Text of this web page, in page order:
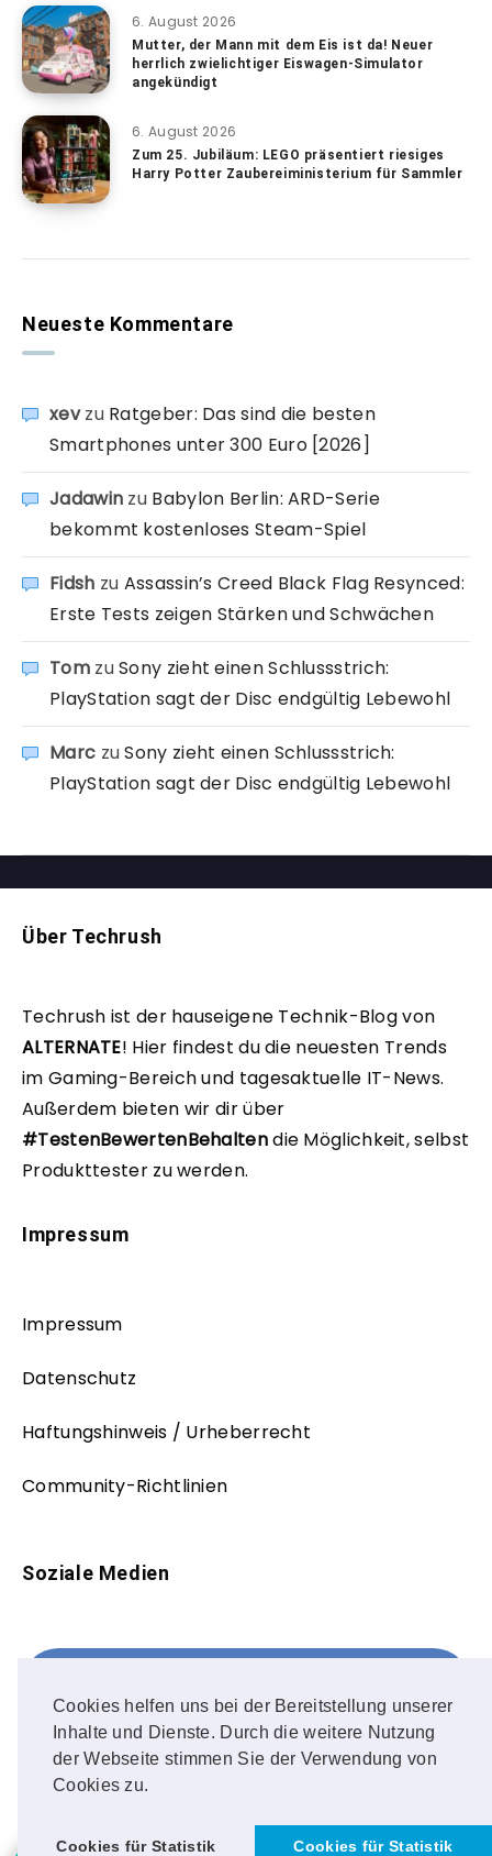
Cookies helfen uns bei der Bereitstellung unserer
Inhalte und Dienste. Durch die weitere Nutzung
der Webseite stimmen Sie der Verwendung von
Cookies zu.
Cookies für Statistik Cookies für Statistik
6. August 2026
Mutter, der Mann mit dem Eis ist da! Neuer
herrlich zwielichtiger Eiswagen-Simulator
angekündigt
6. August 2026
Zum 25. Jubiläum: LEGO präsentiert riesiges
Harry Potter Zaubereiministerium für Sammler
Neueste Kommentare
xevzu Ratgeber: Das sind die besten
Smartphones unter 300 Euro [2026]
Jadawin zu Babylon Berlin: ARD-Serie
bekommt kostenloses Steam-Spiel
Fidsh zu Assassin’s Creed Black Flag Resynced:
Erste Tests zeigen Stärken und Schwächen
TomzuSony zieht einen Schlussstrich:
PlayStation sagt der Disc endgültig Lebewohl
Marc zuSony zieht einen Schlussstrich:
PlayStation sagt der Disc endgültig Lebewohl
Über Techrush
Techrush ist der hauseigene Technik-Blog von
ALTERNATE! Hier findest du die neuesten Trends
im Gaming-Bereich und tagesaktuelle IT-News.
Außerdem bieten wir dir über
#TestenBewertenBehaltendie Möglichkeit, selbst
Produkttester zu werden.
Impressum
Impressum
Datenschutz
Haftungshinweis / Urheberrecht
Community-Richtlinien
Soziale Medien
FOLLOW ME!
Instagram
OUR PHOTOS!